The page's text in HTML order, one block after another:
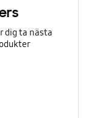
dig ta nästa